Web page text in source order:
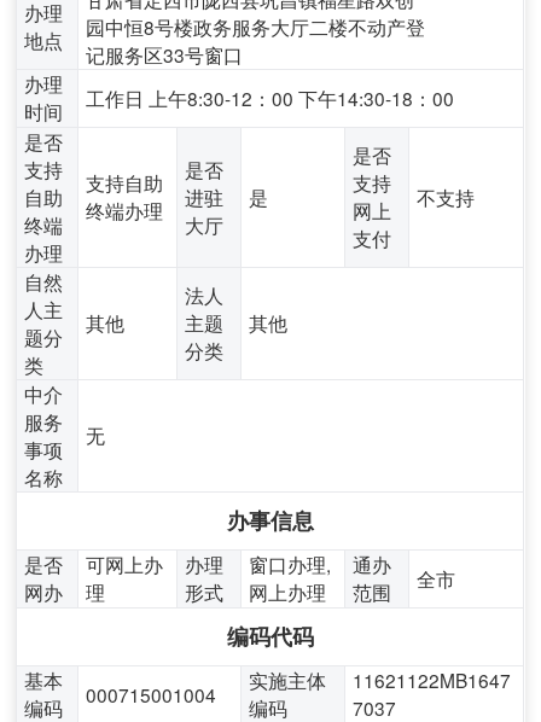
办理
地点
园中恒8号楼政务服务大厅二楼不动产登
记服务区33号窗口
办理
时间
工作日 上午8:30-12：00 下午14:30-18：00
是否
支持
自助
终端
办理
支持自助
终端办理
是否
进驻
大厅
是
是否
支持
网上
支付
不支持
自然
人主
题分
类
其他
法人
主题
分类
其他
中介
服务
事项
名称
无
办事信息
是否
网办
可网上办
理
办理
形式
窗口办理,
网上办理
通办
范围
全市
编码代码
基本
编码
000715001004
实施主体
编码
11621122MB1647
7037